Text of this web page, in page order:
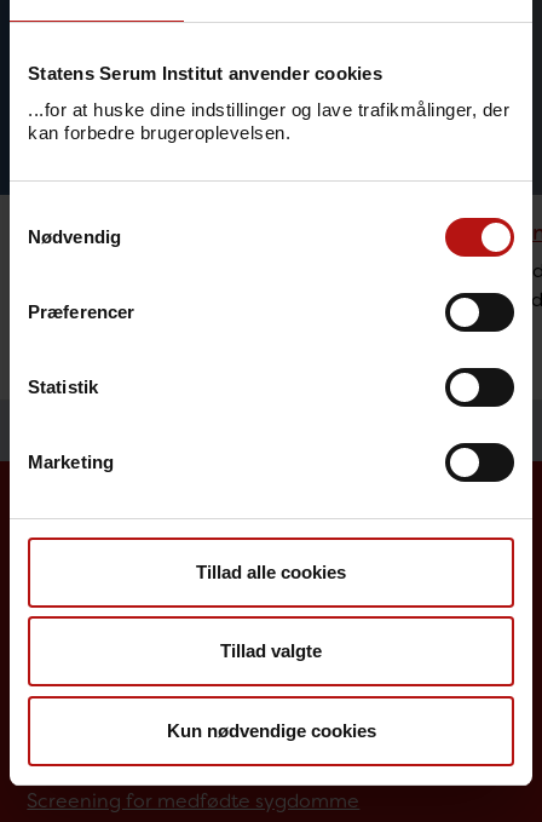
Statens Serum Institut anvender cookies
...for at huske dine indstillinger og lave trafikmålinger, der
kan forbedre brugeroplevelsen.
Nødvendig
Præferencer
Statistik
Marketing
Tillad alle cookies
Tillad valgte
Kun nødvendige cookies
Rejsevaccination
forebyggelse vi anbefaler ved rejser til
Borgere
Det danske børnevaccinationsprogram
Influenzavaccination
Job på SSI
Screening for medfødte sygdomme